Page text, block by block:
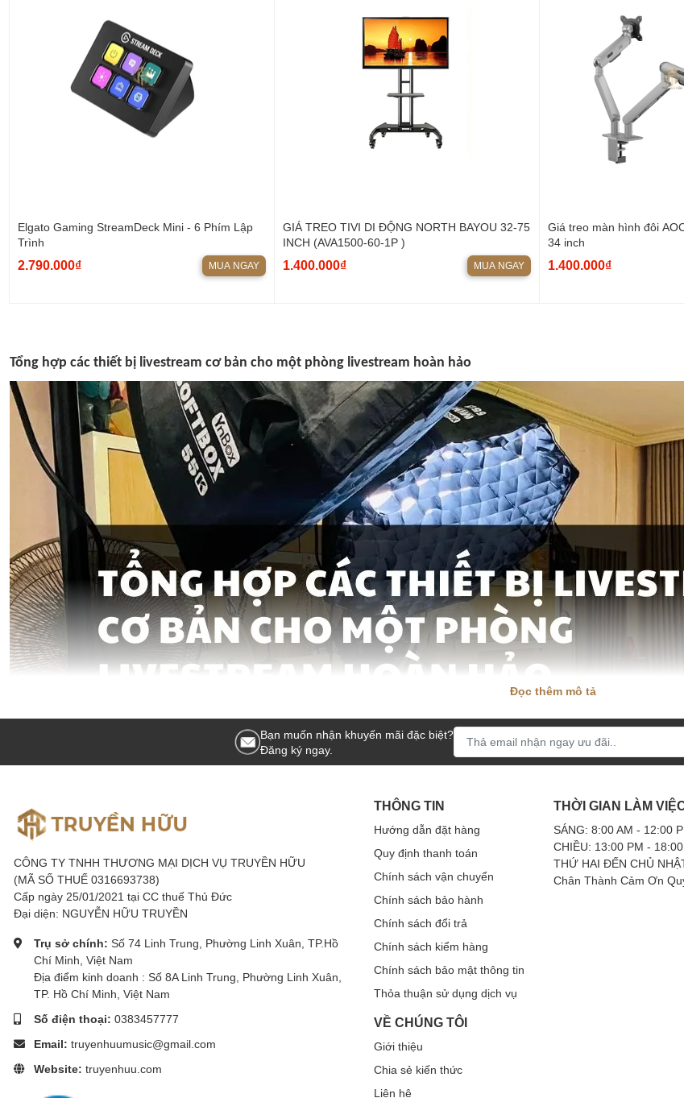
Elgato Gaming StreamDeck Mini - 6 Phím Lập
Trình
2.790.000₫ MUA NGAY
GIÁ TREO TIVI DI ĐỘNG NORTH BAYOU 32-75
INCH (AVA1500-60-1P )
1.400.000₫ MUA NGAY
Giá treo màn hình đôi
34 inch
1.400.000₫
Tổng hợp các thiết bị livestream cơ bản cho một phòng livestream hoàn hảo
Livestream đã trở thành một phần không thể thiếu trong cuộc sống hiện đại, từ việc kết nối với bạn bè và gia đình
đóng vai trò cực kỳ quan trọng. Trong bài viết này, chúng ta sẽ tìm hiểu về các loại thiết bị cần thiết cho một phòng
1. Soundcard Livestream
Đọc thêm mô tả
Bạn muốn nhận khuyến mãi đặc biệt?
Đăng ký ngay.
CÔNG TY TNHH THƯƠNG MẠI DỊCH VỤ TRUYỀN HỮU
(MÃ SỐ THUẾ 0316693738)
Cấp ngày 25/01/2021 tại CC thuế Thủ Đức
Đại diện: NGUYỄN HỮU TRUYỀN
Trụ sở chính: Số 74 Linh Trung, Phường Linh Xuân, TP.Hồ
Chí Minh, Việt Nam
Địa điểm kinh doanh : Số 8A Linh Trung, Phường Linh Xuân,
TP. Hồ Chí Minh, Việt Nam
Số điện thoại: 0383457777
Email: truyenhuumusic@gmail.com
Website: truyenhuu.com
THÔNG TIN
Hướng dẫn đặt hàng
Quy định thanh toán
Chính sách vận chuyển
Chính sách bảo hành
Chính sách đổi trả
Chính sách kiểm hàng
Chính sách bảo mật thông tin
Thỏa thuận sử dụng dịch vụ
VỀ CHÚNG TÔI
Giới thiệu
Chia sẻ kiến thức
Liên hệ
THỜI GIAN LÀM
SÁNG: 8:00 AM - 12:00
CHIỀU: 13:00 PM -
THỨ HAI ĐẾN CHỦ
Chân Thành Cảm Ơn